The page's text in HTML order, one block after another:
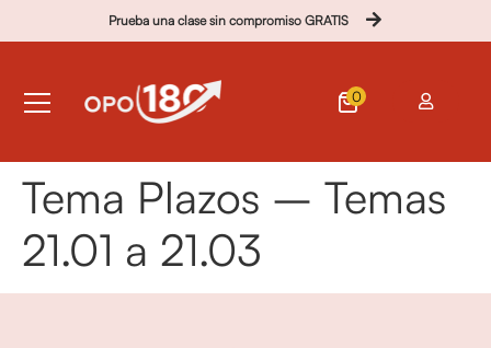
Prueba una clase sin compromiso GRATIS
0
Tema Plazos – Temas
21.01 a 21.03